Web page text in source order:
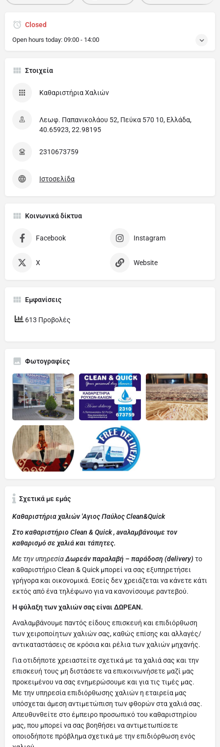
Closed
Open hours today: 09:00 - 14:00
Στοιχεία
Καθαριστήρια Χαλιών
Λεωφ. Παπανικολάου 52, Πεύκα 570 10, Ελλάδα,
40.65923, 22.98195
2310673759
Ιστοσελίδα
Κοινωνικά δίκτυα
Facebook Instagram
X Website
Εμφανίσεις
613 Προβολές
Φωτογραφίες
Σχετικά με εμάς
Καθαριστήρια χαλιών 'Αγιος Παύλος Clean&Quick
Στο καθαριστήριο Clean & Quick , aναλαμβάνουμε τον
καθαρισμό σε χαλιά και τάπητες.
Με την υπηρεσίαΔωρεάν παραλαβή – παράδοση (delivery) το
καθαριστήριο Clean & Quick μπορεί να σας εξυπηρετήσει
γρήγορα και οικονομικά. Εσείς δεν χρειάζεται να κάνετε κάτι
εκτός από ένα τηλέφωνο για να κανονίσουμε ραντεβού.
Η φύλαξη των χαλιών σας είναι ΔΩΡΕΑΝ.
Αναλαμβάνουμε παντός είδους επισκευή και επιδιόρθωση
των χειροποίητων χαλιών σας, καθώς επίσης και αλλαγές/
αντικαταστάσεις σε κρόσια και ρέλια των χαλιών μηχανής.
Για οτιδήποτε χρειαστείτε σχετικά με τα χαλιά σας και την
επισκευή τους μη διστάσετε να επικοινωνήσετε μαζί μας
προκειμένου να σας ενημερώσουμε και για τις τιμές μας.
Με την υπηρεσία επιδιόρθωσης χαλιών η εταιρεία μας
υπόσχεται άμεση αντιμετώπιση των φθορών στα χαλιά σας.
Απευθυνθείτε στο έμπειρο προσωπικό του καθαριστηρίου
μας, που μπορεί να σας βοηθήσει να αντιμετωπίσετε
οποιοδήποτε πρόβλημα σχετικά με την επιδιόρθωση ενός